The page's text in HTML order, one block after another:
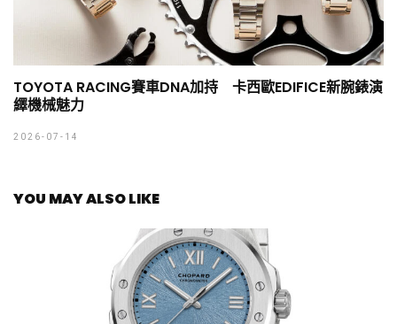
TOYOTA RACING賽車DNA加持 卡西歐EDIFICE新腕錶演
繹機械魅力
2026-07-14
YOU MAY ALSO LIKE